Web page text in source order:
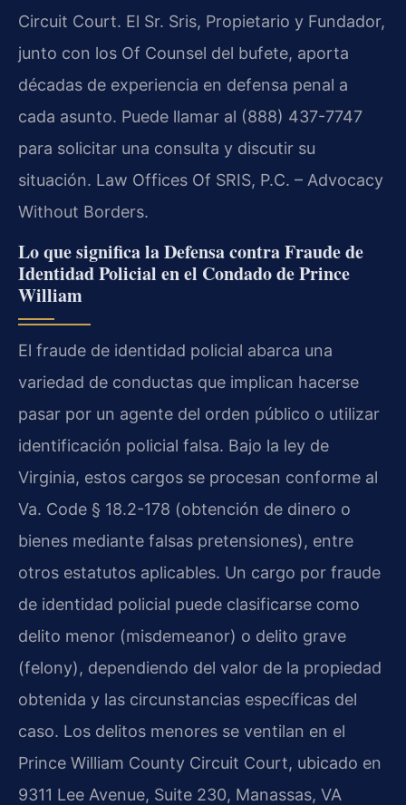
Circuit Court. El Sr. Sris, Propietario y Fundador,
junto con los Of Counsel del bufete, aporta
décadas de experiencia en defensa penal a
cada asunto. Puede llamar al (888) 437-7747
para solicitar una consulta y discutir su
situación. Law Offices Of SRIS, P.C. – Advocacy
Without Borders.
Lo que significa la Defensa contra Fraude de
Identidad Policial en el Condado de Prince
William
El fraude de identidad policial abarca una
variedad de conductas que implican hacerse
pasar por un agente del orden público o utilizar
identificación policial falsa. Bajo la ley de
Virginia, estos cargos se procesan conforme al
Va. Code § 18.2-178 (obtención de dinero o
bienes mediante falsas pretensiones), entre
otros estatutos aplicables. Un cargo por fraude
de identidad policial puede clasificarse como
delito menor (misdemeanor) o delito grave
(felony), dependiendo del valor de la propiedad
obtenida y las circunstancias específicas del
caso. Los delitos menores se ventilan en el
Prince William County Circuit Court, ubicado en
9311 Lee Avenue, Suite 230, Manassas, VA